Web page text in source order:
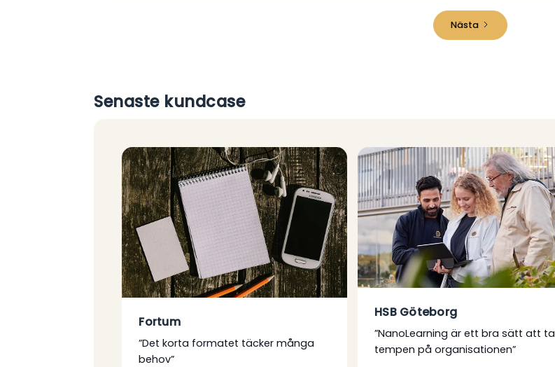
Nästa
Senaste kundcase
Fortum
”Det korta formatet täcker många
behov”
HSB Göteborg
”NanoLearning är ett bra sätt att ta
tempen på organisationen”